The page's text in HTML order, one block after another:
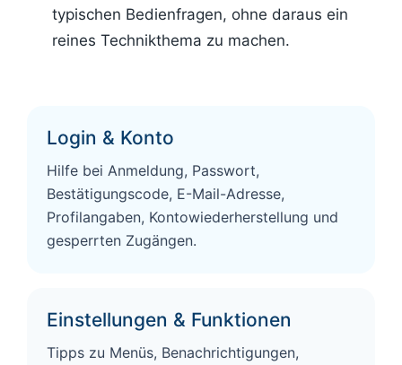
typischen Bedienfragen, ohne daraus ein
reines Technikthema zu machen.
Login & Konto
Hilfe bei Anmeldung, Passwort,
Bestätigungscode, E-Mail-Adresse,
Profilangaben, Kontowiederherstellung und
gesperrten Zugängen.
Einstellungen & Funktionen
Tipps zu Menüs, Benachrichtigungen,